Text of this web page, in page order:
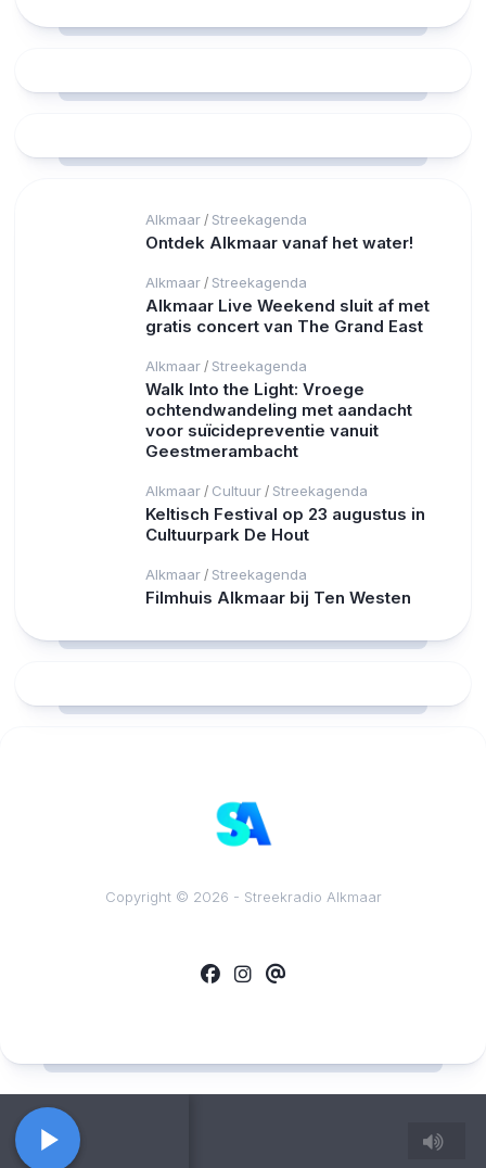
Alkmaar / Streekagenda
Ontdek Alkmaar vanaf het water!
Alkmaar / Streekagenda
Alkmaar Live Weekend sluit af met
gratis concert van The Grand East
Alkmaar / Streekagenda
Walk Into the Light: Vroege
ochtendwandeling met aandacht
voor suïcidepreventie vanuit
Geestmerambacht
Alkmaar / Cultuur / Streekagenda
Keltisch Festival op 23 augustus in
Cultuurpark De Hout
Alkmaar / Streekagenda
Filmhuis Alkmaar bij Ten Westen
Copyright © 2026 - Streekradio Alkmaar